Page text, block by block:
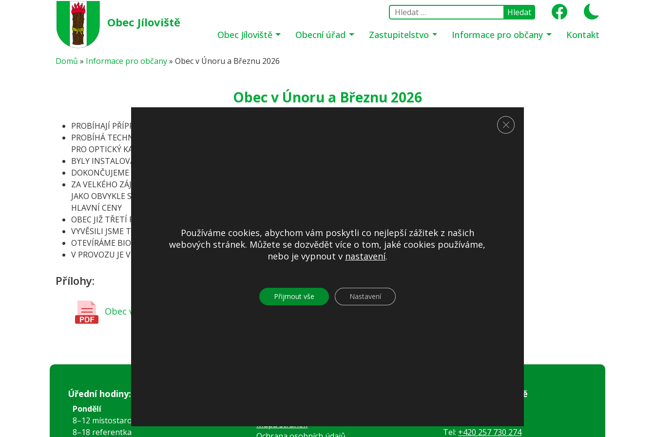
Obec Jíloviště
Obec Jíloviště Obecní úřad Zastupitelstvo Informace pro občany Kontakt
Domů » Informace pro občany» Obec v Únoru a Březnu 2026
Obec v Únoru a Březnu 2026
PROBÍHAJÍ PŘÍPRAVY NA VÝSTAVBU LÁVKY PRO PĚŠÍ Z HÁJENSKA A BOURÁNÍ VŠENORSKÉHO MOSTU
PROBÍHÁ TECHNOLOGICKÁ INSTALACE NADZEMNÍHO A PODZEMNÍHO VEDENÍ
PRO OPTICKÝ KABEL FIRMY CETIN
BYLY INSTALOVÁNY MĚŘIČE RYCHLOSTI NA PRAŽSKÉ ULICI
DOKONČUJEME DOPRAVNÍ ZNAČENÍ NA PRAŽSKÉ A VŠENORSKÉ ULICI
ZA VELKÉHO ZÁJMU OBČANŮ PROBĚHL JUBILEJNÍ 10. PLES OBCE JÍLOVIŠTĚ,
JAKO OBVYKLE S ČUNÍKEM A OBRAZEM FRANTIŠKA RINGA ČECHA JAKO
HLAVNÍ CENY
OBEC JIŽ TŘETÍ ROK ÚSPĚŠNĚ PROVOZUJE SYSTÉM DOOR-TO-DOOR
VYVĚSILI JSME TIBETSKOU VLAJKU K VÝROČÍ OKUPACE TIBETU
OTEVÍRÁME BIO DVŮR, ZAČAL SVOZ BIO ODPADU
V PROVOZU JE VEŘEJNÉ SPORTOVIŠTĚ PRO VEŘEJNOST
Přílohy:
Obec v Únoru a Březnu 2026
Úřední hodiny:
Pondělí
8–12 místostarostka
8–18 referentka
Mapa stránek
Obecní úřad Jíloviště
Tel: +420 257 730 274
Používáme cookies, abychom vám poskytli co nejlepší zážitek z našich
webových stránek. Můžete se dozvědět více o tom, jaké cookies používáme,
nebo je vypnout v nastavení.
Přijmout vše Nastavení
Zavřít cookie lištu GDPR